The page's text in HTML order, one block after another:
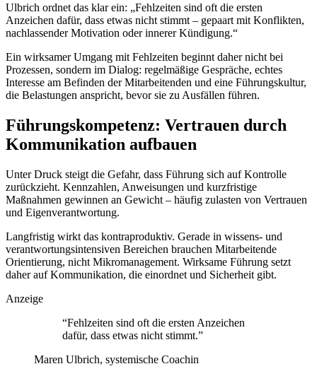
Ulbrich ordnet das klar ein: „Fehlzeiten sind oft die ersten
Anzeichen dafür, dass etwas nicht stimmt – gepaart mit Konflikten,
nachlassender Motivation oder innerer Kündigung.“
Ein wirksamer Umgang mit Fehlzeiten beginnt daher nicht bei
Prozessen, sondern im Dialog: regelmäßige Gespräche, echtes
Interesse am Befinden der Mitarbeitenden und eine Führungskultur,
die Belastungen anspricht, bevor sie zu Ausfällen führen.
Führungskompetenz: Vertrauen durch
Kommunikation aufbauen
Unter Druck steigt die Gefahr, dass Führung sich auf Kontrolle
zurückzieht. Kennzahlen, Anweisungen und kurzfristige
Maßnahmen gewinnen an Gewicht – häufig zulasten von Vertrauen
und Eigenverantwortung.
Langfristig wirkt das kontraproduktiv. Gerade in wissens- und
verantwortungsintensiven Bereichen brauchen Mitarbeitende
Orientierung, nicht Mikromanagement. Wirksame Führung setzt
daher auf Kommunikation, die einordnet und Sicherheit gibt.
Anzeige
“Fehlzeiten sind oft die ersten Anzeichen
dafür, dass etwas nicht stimmt.”
Maren Ulbrich, systemische Coachin